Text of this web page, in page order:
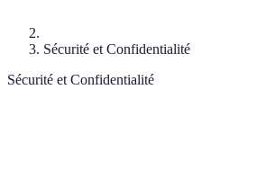
Sécurité et Confidentialité
Sécurité et Confidentialité